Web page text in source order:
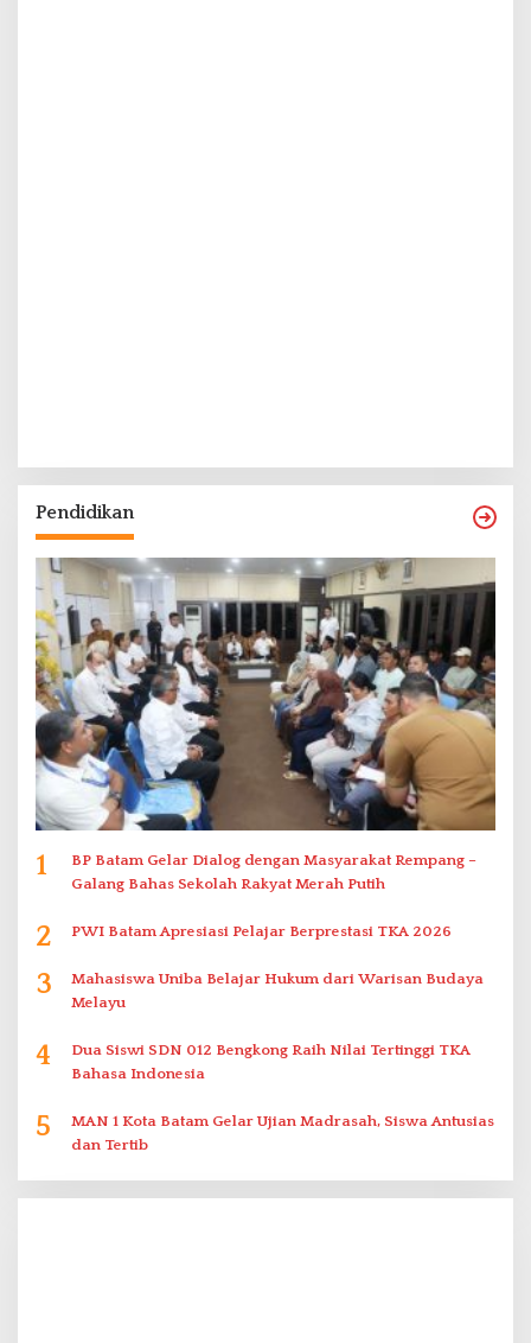
Pendidikan
1
BP Batam Gelar Dialog dengan Masyarakat Rempang –
Galang Bahas Sekolah Rakyat Merah Putih
2 PWI Batam Apresiasi Pelajar Berprestasi TKA 2026
3
Mahasiswa Uniba Belajar Hukum dari Warisan Budaya
Melayu
4
Dua Siswi SDN 012 Bengkong Raih Nilai Tertinggi TKA
Bahasa Indonesia
5
MAN 1 Kota Batam Gelar Ujian Madrasah, Siswa Antusias
dan Tertib